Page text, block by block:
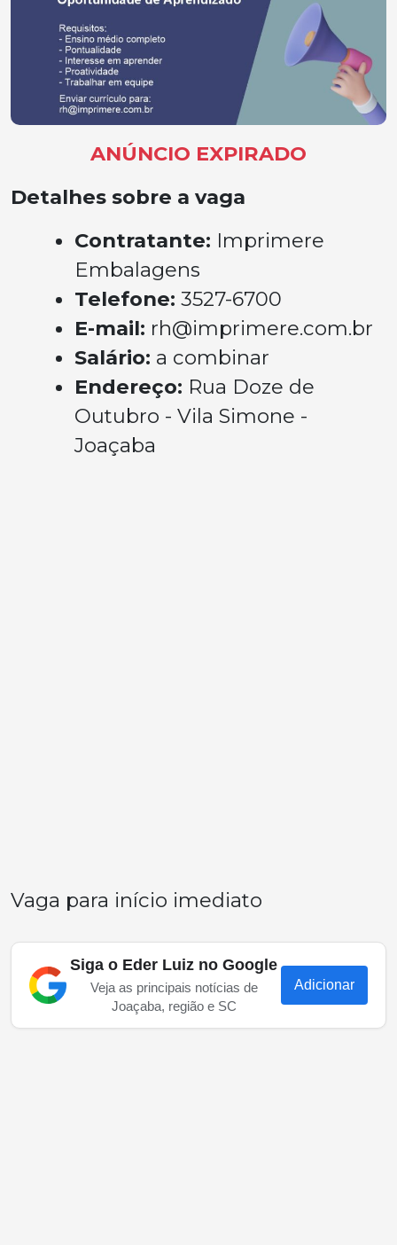
ANÚNCIO EXPIRADO
Detalhes sobre a vaga
Contratante: Imprimere
Embalagens
Telefone: 3527-6700
E-mail: rh@imprimere.com.br
Salário: a combinar
Endereço: Rua Doze de
Outubro - Vila Simone -
Joaçaba
Vaga para início imediato
Siga o Eder Luiz no Google
Veja as principais notícias de
Joaçaba, região e SC
Adicionar